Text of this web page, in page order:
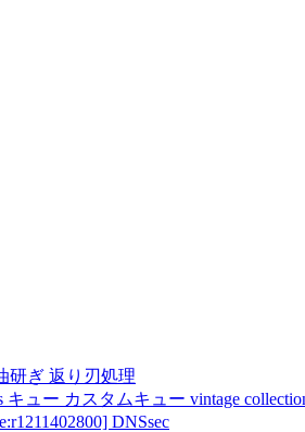
研ぎ 返り刃処理
ュー カスタムキュー vintage
DNSsec